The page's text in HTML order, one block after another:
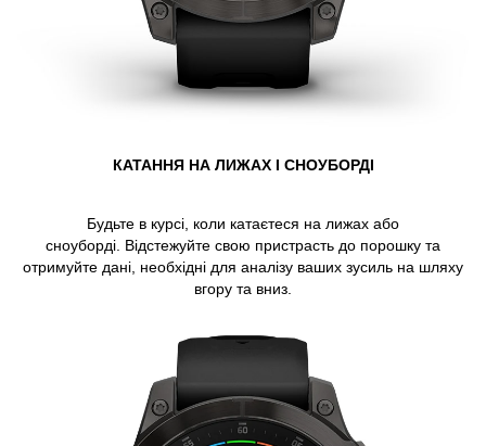
КАТАННЯ НА ЛИЖАХ І СНОУБОРДІ
Будьте в курсі, коли катаєтеся на лижах або
сноуборді. Відстежуйте свою пристрасть до порошку та
отримуйте дані, необхідні для аналізу ваших зусиль на шляху
вгору та вниз.